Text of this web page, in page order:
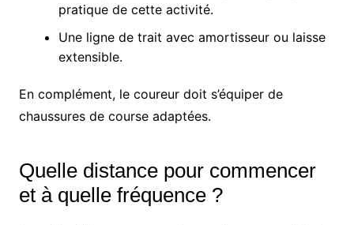
pratique de cette activité.
Une ligne de trait avec amortisseur ou laisse
extensible.
En complément, le coureur doit s’équiper de
chaussures de course adaptées.
Quelle distance pour commencer
et à quelle fréquence ?